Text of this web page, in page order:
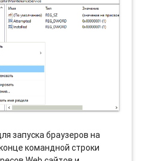
запуска браузеров на
командной строки